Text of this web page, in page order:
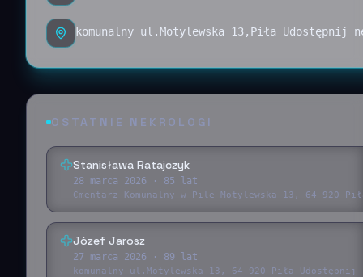
komunalny ul.Motylewska 13,Piła
OSTATNIE NEKROLOGI
Stanisława Ratajczyk
28 marca 2026 · 85 lat
Cmentarz Komunalny w Pile Motylewska 13, 64-920
Józef Jarosz
27 marca 2026 · 89 lat
komunalny ul.Motylewska 13, 64-920 Piła